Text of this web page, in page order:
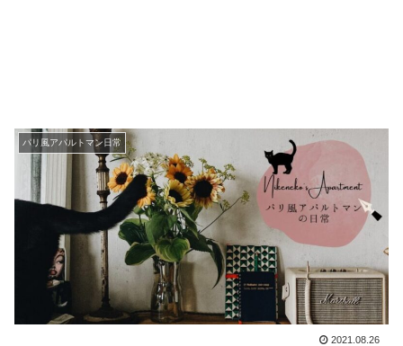
パリ風アパルトマン日常
2021.08.26